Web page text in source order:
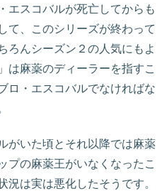
エスコバルが死亡してからも
て、このシリーズが終わって
ろんシーズン２の人気にもよ
は麻薬のディーラーを指すこ
ロ・エスコバルでなければな
がいた頃とそれ以降では麻薬
プの麻薬王がいなくなったこ
況は実は悪化したそうです。